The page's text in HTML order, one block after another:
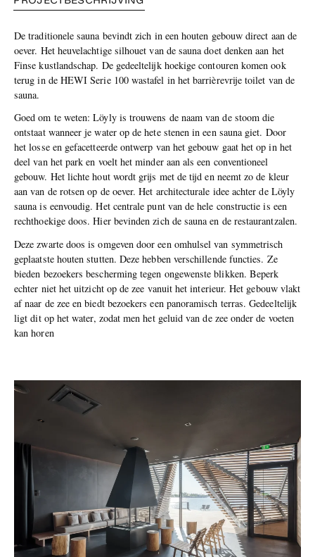
De traditionele sauna bevindt zich in een houten gebouw direct aan de
oever. Het heuvelachtige silhouet van de sauna doet denken aan het
Finse kustlandschap. De gedeeltelijk hoekige contouren komen ook
terug in de HEWI Serie 100 wastafel in het barrièrevrije toilet van de
sauna.
Goed om te weten: Löyly is trouwens de naam van de stoom die
ontstaat wanneer je water op de hete stenen in een sauna giet. Door
het losse en gefacetteerde ontwerp van het gebouw gaat het op in het
deel van het park en voelt het minder aan als een conventioneel
gebouw. Het lichte hout wordt grijs met de tijd en neemt zo de kleur
aan van de rotsen op de oever. Het architecturale idee achter de Löyly
sauna is eenvoudig. Het centrale punt van de hele constructie is een
rechthoekige doos. Hier bevinden zich de sauna en de restaurantzalen.
Deze zwarte doos is omgeven door een omhulsel van symmetrisch
geplaatste houten stutten. Deze hebben verschillende functies. Ze
bieden bezoekers bescherming tegen ongewenste blikken. Beperk
echter niet het uitzicht op de zee vanuit het interieur. Het gebouw vlakt
af naar de zee en biedt bezoekers een panoramisch terras. Gedeeltelijk
ligt dit op het water, zodat men het geluid van de zee onder de voeten
kan horen